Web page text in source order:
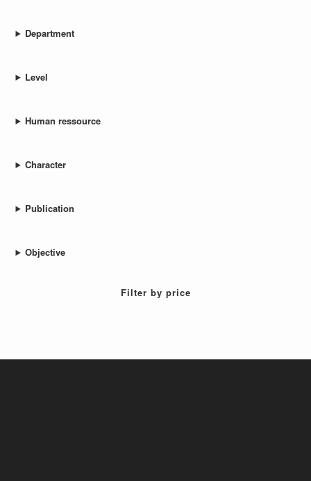
Department
Level
Human ressource
Character
Publication
Objective
Filter by price